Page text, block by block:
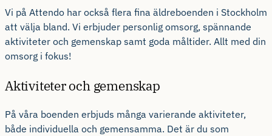
Vi på Attendo har också flera fina äldreboenden i Stockholm
att välja bland. Vi erbjuder personlig omsorg, spännande
aktiviteter och gemenskap samt goda måltider. Allt med din
omsorg i fokus!
Aktiviteter och gemenskap
På våra boenden erbjuds många varierande aktiviteter,
både individuella och gemensamma. Det är du som